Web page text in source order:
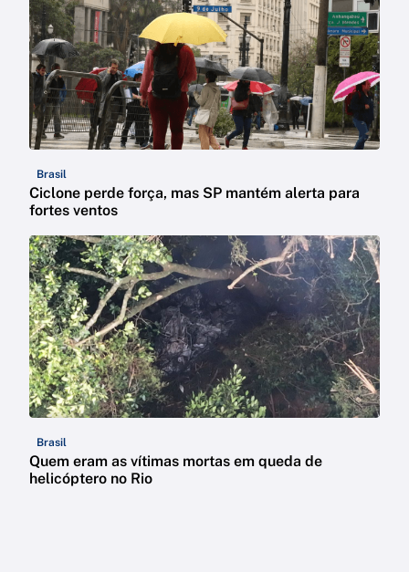
Brasil
Ciclone perde força, mas SP mantém alerta para
fortes ventos
Brasil
Quem eram as vítimas mortas em queda de
helicóptero no Rio